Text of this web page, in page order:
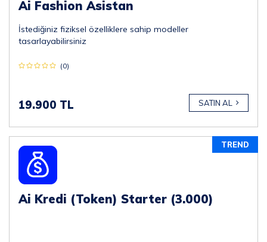
Ai Fashion Asistan
İstediğiniz fiziksel özelliklere sahip modeller
tasarlayabilirsiniz
(0)
19.900 TL SATIN AL
Ai Kredi (Token) Starter (3.000)
TREND